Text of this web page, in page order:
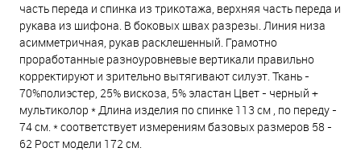
часть переда и спинка из трикотажа, верхняя часть переда и
рукава из шифона. В боковых швах разрезы. Линия низа
асимметричная, рукав расклешенный. Грамотно
проработанные разноуровневые вертикали правильно
корректируют и зрительно вытягивают силуэт. Ткань -
70%полиэстер, 25% вискоза, 5% эластан Цвет - черный +
мультиколор * Длина изделия по спинке 113 см , по переду -
74 см. * соответствует измерениям базовых размеров 58 -
62 Рост модели 172 см.